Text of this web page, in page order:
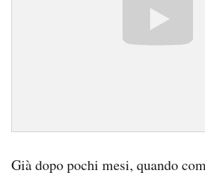
Già dopo pochi mesi, quando